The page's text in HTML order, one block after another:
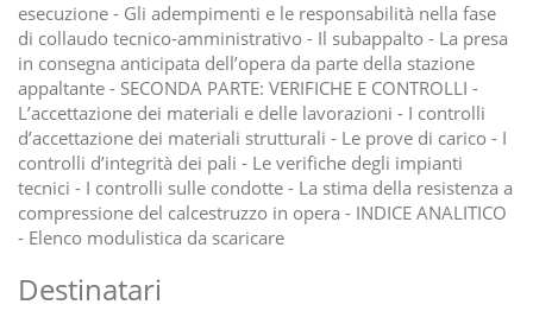
esecuzione - Gli adempimenti e le responsabilità nella fase
di collaudo tecnico-amministrativo - Il subappalto - La presa
in consegna anticipata dell’opera da parte della stazione
appaltante - SECONDA PARTE: VERIFICHE E CONTROLLI -
L’accettazione dei materiali e delle lavorazioni - I controlli
d’accettazione dei materiali strutturali - Le prove di carico - I
controlli d’integrità dei pali - Le verifiche degli impianti
tecnici - I controlli sulle condotte - La stima della resistenza a
compressione del calcestruzzo in opera - INDICE ANALITICO
- Elenco modulistica da scaricare
Destinatari